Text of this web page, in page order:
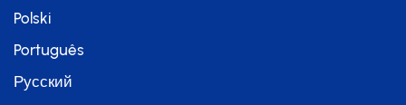
Polski
Português
Русский